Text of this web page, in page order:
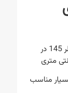
145 در
مناسب